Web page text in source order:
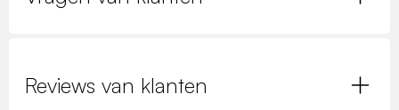
Reviews van klanten